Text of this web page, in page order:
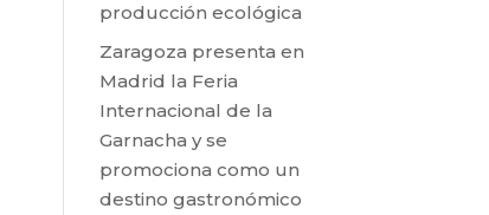
producción ecológica
Zaragoza presenta en
Madrid la Feria
Internacional de la
Garnacha y se
promociona como un
destino gastronómico